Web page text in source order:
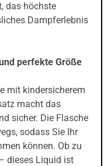
das höchste
Dampferlebnis
perfekte Größe
mit kindersicherem
macht das
sicher. Die Flasche
sodass Sie Ihr
können. Ob zu
dieses Liquid ist